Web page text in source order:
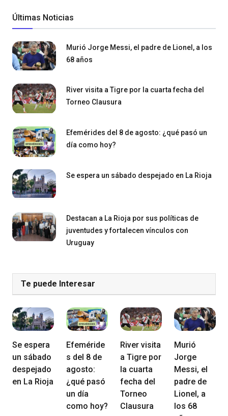
Últimas Noticias
Murió Jorge Messi, el padre de Lionel, a los
68 años
River visita a Tigre por la cuarta fecha del
Torneo Clausura
Efemérides del 8 de agosto: ¿qué pasó un
día como hoy?
Se espera un sábado despejado en La Rioja
Destacan a La Rioja por sus políticas de
juventudes y fortalecen vínculos con
Uruguay
Te puede Interesar
Se espera
un sábado
despejado
en La Rioja
Efeméride
s del 8 de
agosto:
¿qué pasó
un día
como hoy?
River visita
a Tigre por
la cuarta
fecha del
Torneo
Clausura
Murió
Jorge
Messi, el
padre de
Lionel, a
los 68